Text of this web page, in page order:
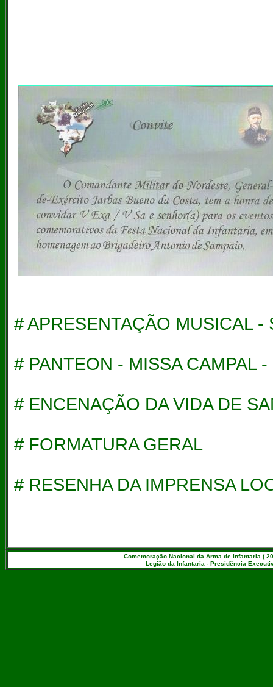
# APRESENTAÇÃO MUSICAL
# PANTEON - MISSA CAMPAL
# ENCENAÇÃO DA VIDA DE
# FORMATURA GERAL
# RESENHA DA IMPRENSA
Comemoração Nacional da Arma de Infantaria (
Legião da Infantaria - Presidência